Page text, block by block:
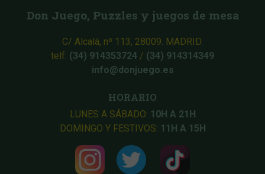
Don Juego, Puzzles y juegos de mesa
C/ Alcalá, nº 113, 28009. MADRID.
telf: (34) 914353724 / (34) 914314349
info@donjuego.es
HORARIO
LUNES A SÁBADO: 10H A 21H
DOMINGO Y FESTIVOS: 11H A 15H